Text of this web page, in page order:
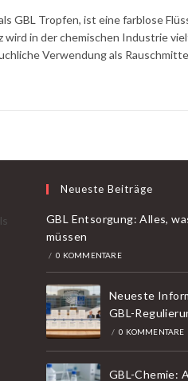
GBL Tropfen, ist eine farblose
wird in der chemischen Industrie
Verwendung als
Neueste Beiträge
GBL Entsorgung: Alles,
müssen
/ 0 KOMMENTARE
Neueste
GBL-
/ 0 KOMMENTARE
GBL-Chemie: